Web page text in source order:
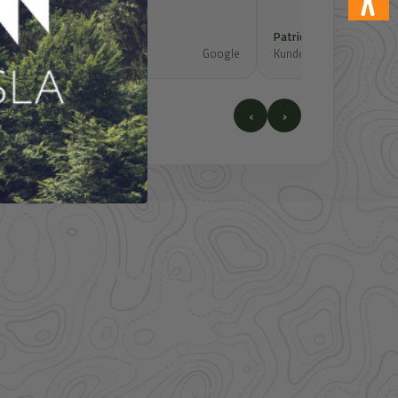
Jens K.
Kundenbewertung
Google
Patrick S.
Kundenbewertung
‹ ›